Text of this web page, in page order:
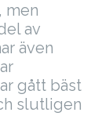
, men
av
även
gått bäst
slutligen